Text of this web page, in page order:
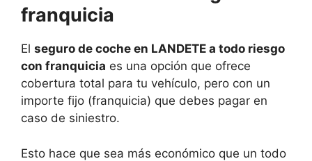
franquicia
El seguro de coche en LANDETE a todo riesgo
con franquicia es una opción que ofrece
cobertura total para tu vehículo, pero con un
importe fijo (franquicia) que debes pagar en
caso de siniestro.
Esto hace que sea más económico que un todo